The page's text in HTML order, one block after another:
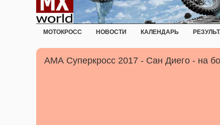
МОТОКРОСС НОВОСТИ КАЛЕНДАРЬ
АМА Суперкросс 2017 - Сан Диего - на